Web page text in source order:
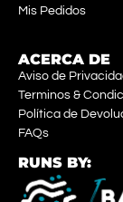
Mis Pedidos
ACERCA DE
Aviso de
Terminos &
Política de
FAQs
RUNS BY: